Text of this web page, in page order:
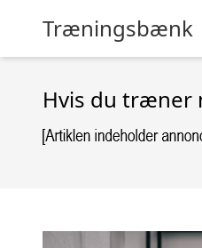
Træningsbænk
Hvis du træner